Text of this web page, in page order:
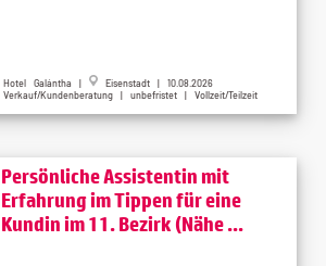
Hotel Galántha | Eisenstadt | 10.08.2026
Verkauf/Kundenberatung | unbefristet | Vollzeit/Teilzeit
Persönliche Assistentin mit
Erfahrung im Tippen für eine
Kundin im 11. Bezirk (Nähe ...